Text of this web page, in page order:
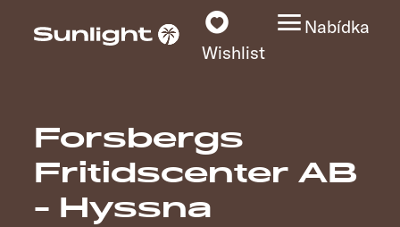
Wishlist
Nabídka
Modely
Vyhledávač vozidel
Forsbergs
Fritidscenter AB
- Hyssna